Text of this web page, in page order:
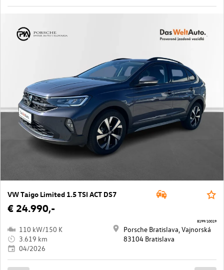
VW Taigo Limited 1.5 TSI ACT DS7
€ 24.990,-
110 kW/150 K
3.619 km
04/2026
Porsche Bratislava, Vajnorská
83104 Bratislava
8199/10019